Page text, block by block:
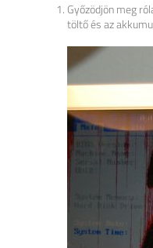
Győzödjön meg
töltő és az